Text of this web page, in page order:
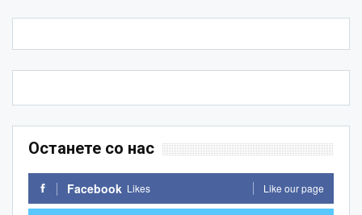
Останете со нас
Facebook Likes Like our page